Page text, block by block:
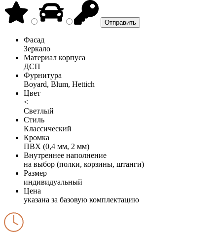
Фасад
Зеркало
Материал корпуса
ДСП
Фурнитура
Boyard, Blum, Hettich
Цвет
<
Светлый
Стиль
Классический
Кромка
ПВХ (0,4 мм, 2 мм)
Внутреннее наполнение
на выбор (полки, корзины, штанги)
Размер
индивидуальный
Цена
указана за базовую комплектацию